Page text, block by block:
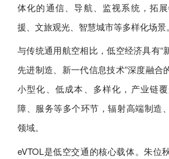
体化的通信、导航、监视系统，拓
援、文旅观光、智慧城市等多样化场景
与传统通用航空相比，低空经济具有“
先进制造、新一代信息技术”深度融合
小型化、低成本、多样化，产业链
障、服务等多个环节，辐射高端制造
领域。
eVTOL是低空交通的核心载体。朱位